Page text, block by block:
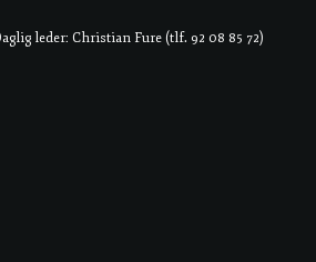
leder: Christian Fure (tlf. 92 08 85 72)